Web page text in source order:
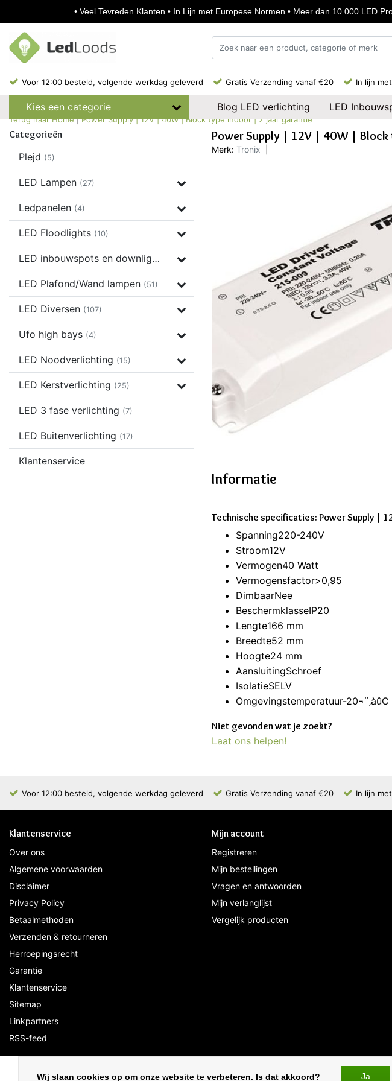
Voor 12:00 besteld, volgende werkdag geleverd Gratis Verzending vanaf €20 In lijn
Kies een categorie Blog LED verlichting LED
Terug naar Home|Power Supply | 12V | 40W | Block type indoor | 2 jaar garantie
Categorieën
Plejd (5)
LED Lampen (27)
Ledpanelen (4)
LED Floodlights (10)
LED inbouwspots en downlights (37)
LED Plafond/Wand lampen (51)
LED Diversen (107)
Ufo high bays (4)
LED Noodverlichting (15)
LED Kerstverlichting (25)
LED 3 fase verlichting (7)
LED Buitenverlichting (17)
Klantenservice
Power Supply | 12V | 40W |
Merk: Tronix
Informatie
Technische specificaties: Power Supply |
Spanning220-240V
Stroom12V
Vermogen40 Watt
Vermogensfactor>0,95
DimbaarNee
BeschermklasseIP20
Lengte166 mm
Breedte52 mm
Hoogte24 mm
AansluitingSchroef
IsolatieSELV
Omgevingstemperatuur-20¬¨‚àûC
Niet gevonden wat je zoekt?
Laat ons helpen!
Voor 12:00 besteld, volgende werkdag geleverd Gratis Verzending vanaf €20 In lijn
Klantenservice
Over ons
Algemene voorwaarden
Disclaimer
Privacy Policy
Betaalmethoden
Verzenden & retourneren
Herroepingsrecht
Garantie
Klantenservice
Sitemap
Linkpartners
RSS-feed
Mijn account
Registreren
Mijn bestellingen
Vragen en antwoorden
Mijn verlanglijst
Vergelijk producten
* Op werkdagen voor
Wij slaan cookies op om onze website te verbeteren. Is dat akkoord? Ja
• Veel Tevreden Klanten • In Lijn met Europese Normen • Meer dan 10.000 LED